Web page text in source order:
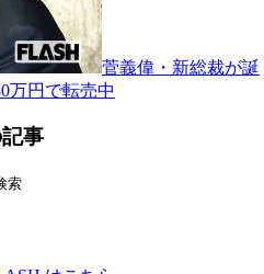
菅義偉・新総裁が誕
万円で転売中
事